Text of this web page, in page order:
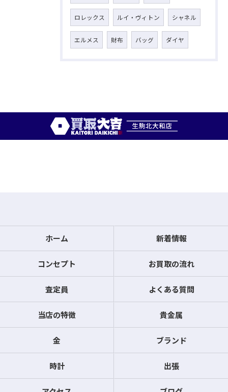
ロレックス ルイ・ヴィトン シャネル
エルメス 財布 バッグ ダイヤ
ホーム 新着情報
コンセプト お買取の流れ
査定員 よくある質問
当店の特徴 貴金属
金 ブランド
時計 出張